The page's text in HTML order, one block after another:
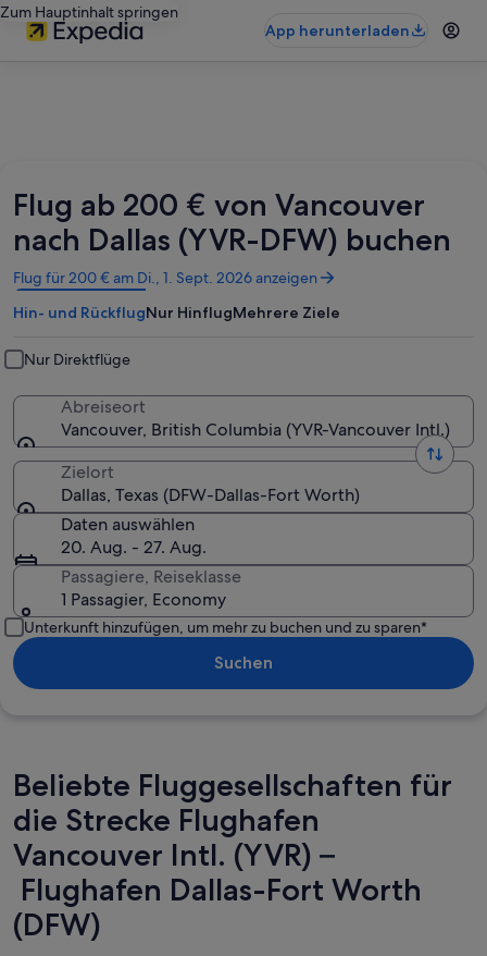
Zum Hauptinhalt springen
App herunterladen
Flug ab 200 € von Vancouver
nach Dallas (YVR-DFW) buchen
Flug für 200 € am Di., 1. Sept. 2026 anzeigen
Wird
in
einem
Fenster
geöffnet
Hin- und RückflugNur HinflugMehrere Ziele
Nur Direktflüge
Abreiseort
Vancouver, British Columbia (YVR-Vancouver Intl.)
Zielort
Dallas, Texas (DFW-Dallas-Fort Worth)
Daten auswählen
20. Aug. - 27. Aug.
Passagiere, Reiseklasse
1 Passagier, Economy
Unterkunft hinzufügen, um mehr zu buchen und zu sparen*
Suchen
Beliebte Fluggesellschaften für
die Strecke Flughafen
Vancouver Intl. (YVR) –
Flughafen Dallas-Fort Worth
(DFW)